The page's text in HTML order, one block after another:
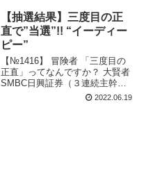
【抽選結果】三度目の正
直で”当選”!! “イーディー
ピー”
【№1416】 冒険者 「三度目の
正直」ってなんですか？ 大賢者
SMBC日興証券（３連続主幹
事）のラストで当選したという
2022.06.19